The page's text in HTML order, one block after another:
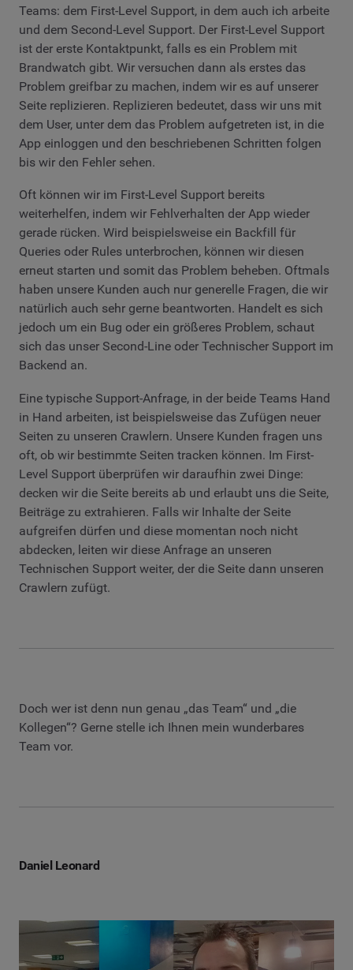
Teams: dem First-Level Support, in dem auch ich arbeite
und dem Second-Level Support. Der First-Level Support
ist der erste Kontaktpunkt, falls es ein Problem mit
Brandwatch gibt. Wir versuchen dann als erstes das
Problem greifbar zu machen, indem wir es auf unserer
Seite replizieren. Replizieren bedeutet, dass wir uns mit
dem User, unter dem das Problem aufgetreten ist, in die
App einloggen und den beschriebenen Schritten folgen
bis wir den Fehler sehen.
Oft können wir im First-Level Support bereits
weiterhelfen, indem wir Fehlverhalten der App wieder
gerade rücken. Wird beispielsweise ein Backfill für
Queries oder Rules unterbrochen, können wir diesen
erneut starten und somit das Problem beheben. Oftmals
haben unsere Kunden auch nur generelle Fragen, die wir
natürlich auch sehr gerne beantworten. Handelt es sich
jedoch um ein Bug oder ein größeres Problem, schaut
sich das unser Second-Line oder Technischer Support im
Backend an.
Eine typische Support-Anfrage, in der beide Teams Hand
in Hand arbeiten, ist beispielsweise das Zufügen neuer
Seiten zu unseren Crawlern. Unsere Kunden fragen uns
oft, ob wir bestimmte Seiten tracken können. Im First-
Level Support überprüfen wir daraufhin zwei Dinge:
decken wir die Seite bereits ab und erlaubt uns die Seite,
Beiträge zu extrahieren. Falls wir Inhalte der Seite
aufgreifen dürfen und diese momentan noch nicht
abdecken, leiten wir diese Anfrage an unseren
Technischen Support weiter, der die Seite dann unseren
Crawlern zufügt.
Doch wer ist denn nun genau „das Team“ und „die
Kollegen“? Gerne stelle ich Ihnen mein wunderbares
Team vor.
Daniel Leonard